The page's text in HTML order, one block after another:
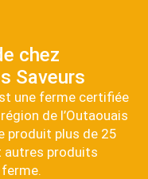
chez
Saveurs
une ferme certifiée
de l’Outaouais
produit plus de 25
autres produits